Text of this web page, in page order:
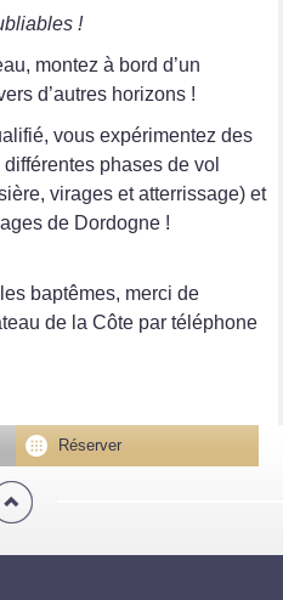
!
montez à bord d’un
d’autres horizons !
vous expérimentez des
phases de vol
virages et atterrissage) et
de Dordogne !
baptêmes, merci de
de la Côte par téléphone
Réserver